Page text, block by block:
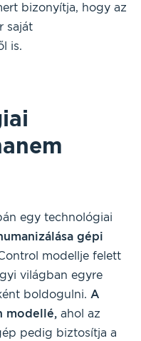
bizonyítja, hogy az
saját
is.
egy technológiai
gépi
modellje felett
világban egyre
boldogulni. A
modellé, ahol az
pedig biztosítja a